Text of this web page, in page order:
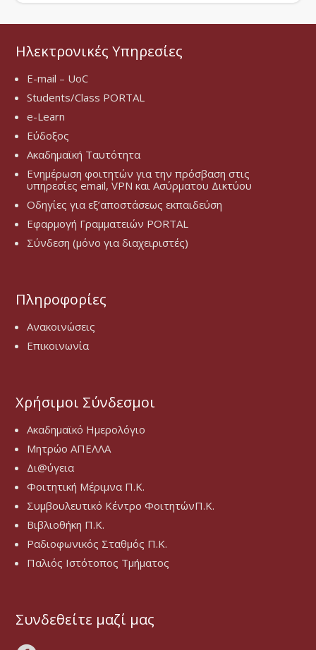
Ηλεκτρονικές Υπηρεσίες
E-mail – UoC
Students/Class PORTAL
e-Learn
Εύδοξος
Ακαδημαϊκή Ταυτότητα
Ενημέρωση φοιτητών για την πρόσβαση στις
υπηρεσίες email, VPN και Ασύρματου Δικτύου
Οδηγίες για εξ’αποστάσεως εκπαιδεύση
Εφαρμογή Γραμματειών PORTAL
Σύνδεση (μόνο για διαχειριστές)
Πληροφορίες
Ανακοινώσεις
Επικοινωνία
Χρήσιμοι Σύνδεσμοι
Ακαδημαϊκό Ημερολόγιο
Μητρώο ΑΠΕΛΛΑ
Δι@ύγεια
Φοιτητική Μέριμνα Π.Κ.
Συμβουλευτικό Κέντρο ΦοιτητώνΠ.Κ.
Βιβλιοθήκη Π.Κ.
Ραδιοφωνικός Σταθμός Π.Κ.
Παλιός Ιστότοπος Τμήματος
Συνδεθείτε μαζί μας